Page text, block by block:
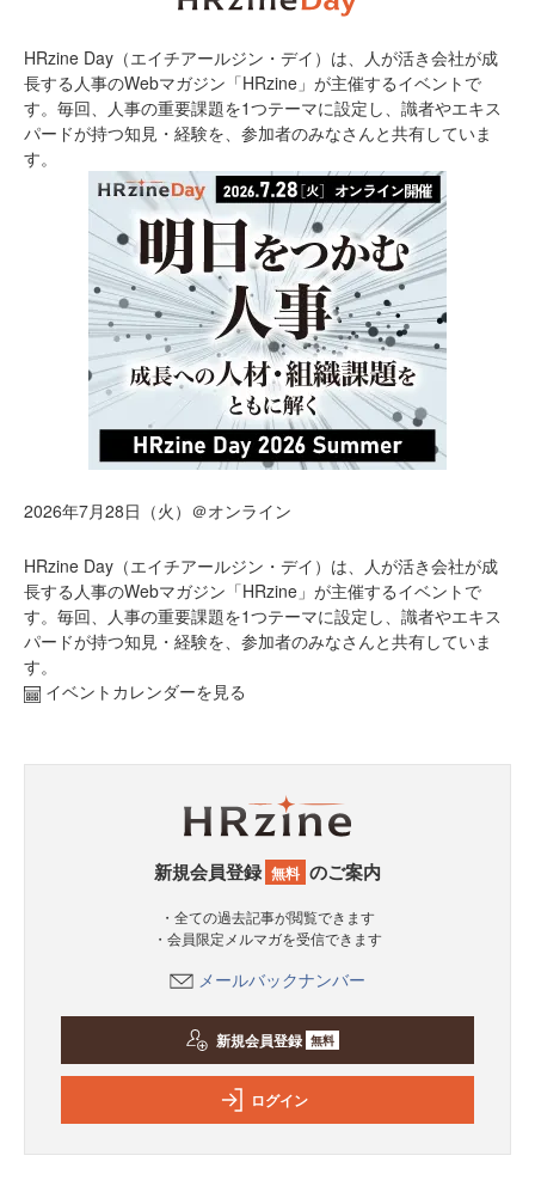
HRzine Day（エイチアールジン・デイ）は、人が活き会社が成
長する人事のWebマガジン「HRzine」が主催するイベントで
す。毎回、人事の重要課題を1つテーマに設定し、識者やエキス
パードが持つ知見・経験を、参加者のみなさんと共有していま
す。
2026年7月28日（火）＠オンライン
HRzine Day（エイチアールジン・デイ）は、人が活き会社が成
長する人事のWebマガジン「HRzine」が主催するイベントで
す。毎回、人事の重要課題を1つテーマに設定し、識者やエキス
パードが持つ知見・経験を、参加者のみなさんと共有していま
す。
イベントカレンダーを見る
新規会員登録 無料 のご案内
・全ての過去記事が閲覧できます
・会員限定メルマガを受信できます
メールバックナンバー
新規会員登録 無料
ログイン